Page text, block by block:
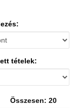
tételek:
Összesen: 20